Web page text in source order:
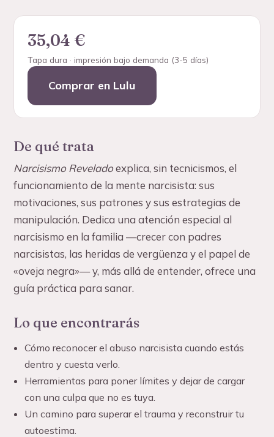
Canal de YouTube
Más de 240.000 personas
Contacto
35,04 €
Tapa dura · impresión bajo demanda (3-5 días)
Comprar en Lulu
De qué trata
Narcisismo Reveladoexplica, sin tecnicismos, el
funcionamiento de la mente narcisista: sus
motivaciones, sus patrones y sus estrategias de
manipulación. Dedica una atención especial al
narcisismo en la familia —crecer con padres
narcisistas, las heridas de vergüenza y el papel de
«oveja negra»— y, más allá de entender, ofrece una
guía práctica para sanar.
Lo que encontrarás
Cómo reconocer el abuso narcisista cuando estás
dentro y cuesta verlo.
Herramientas para poner límites y dejar de cargar
con una culpa que no es tuya.
Un camino para superar el trauma y reconstruir tu
autoestima.